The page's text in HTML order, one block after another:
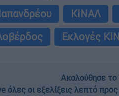
ΚΙΝΑΛ
Εκλογές
Ακολούθησε
όλες οι εξελίξεις λεπτό